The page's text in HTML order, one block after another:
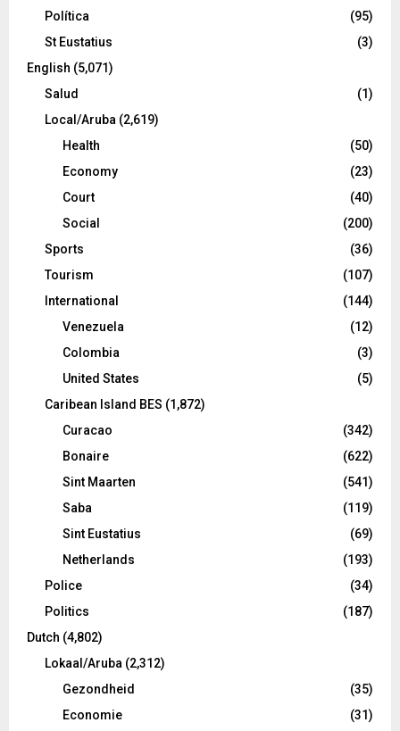
Política
(95)
St Eustatius
(3)
English (5,071)
Salud
(1)
Local/Aruba (2,619)
Health
(50)
Economy
(23)
Court
(40)
Social
(200)
Sports
(36)
Tourism
(107)
International
(144)
Venezuela
(12)
Colombia
(3)
United States
(5)
Caribean Island BES (1,872)
Curacao
(342)
Bonaire
(622)
Sint Maarten
(541)
Saba
(119)
Sint Eustatius
(69)
Netherlands
(193)
Police
(34)
Politics
(187)
Dutch (4,802)
Lokaal/Aruba (2,312)
Gezondheid
(35)
Economie
(31)